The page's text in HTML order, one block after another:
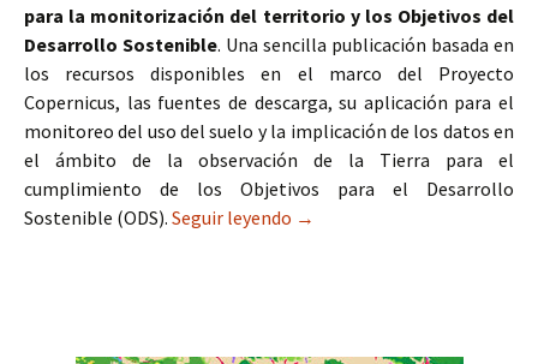
para la monitorización del territorio y los Objetivos del
Desarrollo Sostenible. Una sencilla publicación basada en
los recursos disponibles en el marco del Proyecto
Copernicus, las fuentes de descarga, su aplicación para el
monitoreo del uso del suelo y la implicación de los datos en
el ámbito de la observación de la Tierra para el
cumplimiento de los Objetivos para el Desarrollo
Sostenible (ODS). Seguir leyendo Libro El Programa
→